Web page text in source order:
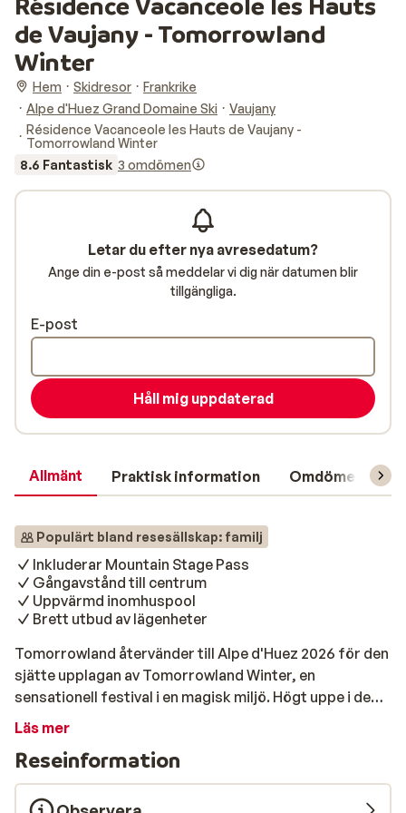
de Vaujany - Tomorrowland
Winter
Hem Skidresor
Frankrike
Alpe d'Huez Grand Domaine Ski
Vaujany
Résidence Vacanceole les Hauts de Vaujany -
Tomorrowland Winter
8.6 Fantastisk 3 omdömen
Allmänt Praktisk information Omdömen
Populärt bland resesällskap: familj
Inkluderar Mountain Stage Pass
Gångavstånd till centrum
Uppvärmd inomhuspool
Brett utbud av lägenheter
Tomorrowland återvänder till Alpe d'Huez 2026 för den
sjätte upplagan av Tomorrowland Winter, en
sensationell festival i en magisk miljö. Högt uppe i de
fantastiska franska Alperna samlas festivalbesökare
snowboardåkning och festande i en skidort som
förvandlats till en enda gigantisk festivalplats. Välj
mellan en 5-dagars (tisdag-lördag) eller 8-dagars
Läs mer
Reseinformation
Letar du efter nya avresedatum?
Ange din e-post så meddelar vi dig när datumen blir
tillgängliga.
E-post
Håll mig uppdaterad